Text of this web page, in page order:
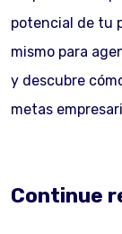
potencial de tu
mismo para
y descubre
metas
Continue